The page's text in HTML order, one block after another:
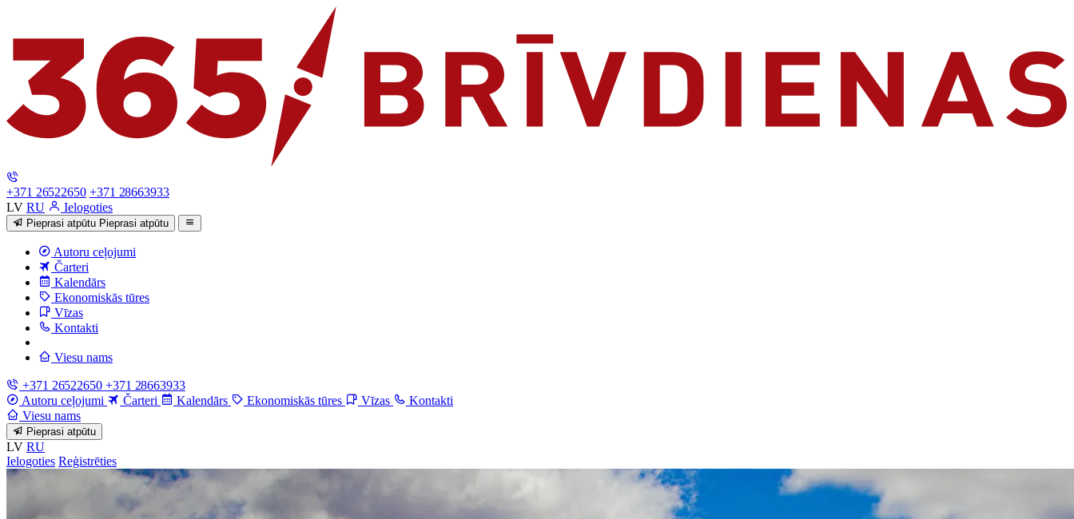
+371 26522650 +371 28663933
LV RU Ielogoties
Pieprasi atpūtu Pieprasi atpūtu
Autoru ceļojumi
Čarteri
Kalendārs
Ekonomiskās tūres
Vīzas
Kontakti
Viesu nams
+371 26522650 +371 28663933
Autoru ceļojumi
Čarteri Kalendārs Ekonomiskās tūres Vīzas
Kontakti
Viesu nams
Pieprasi atpūtu
LV RU
Ielogoties Reģistrēties